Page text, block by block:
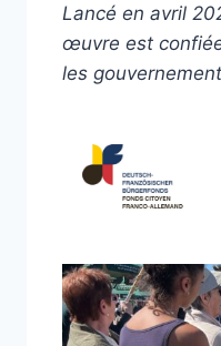
Lancé en avril
œuvre est
les